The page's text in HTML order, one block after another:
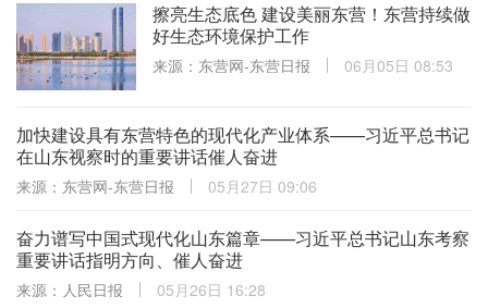
擦亮生态底色 建设美丽东营！东营持续做
好生态环境保护工作
来源：东营网-东营日报 06月05日 08:53
加快建设具有东营特色的现代化产业体系——习近平总书记
在山东视察时的重要讲话催人奋进
来源：东营网-东营日报 05月27日 09:06
奋力谱写中国式现代化山东篇章——习近平总书记山东考察
重要讲话指明方向、催人奋进
来源：人民日报 05月26日 16:28